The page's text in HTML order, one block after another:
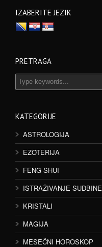
IZABERITE JEZIK
PRETRAGA
KATEGORIJE
ASTROLOGIJA
EZOTERIJA
FENG SHUI
ISTRAŽIVANJE SUDBINE
KRISTALI
MAGIJA
MESEČNI HOROSKOP